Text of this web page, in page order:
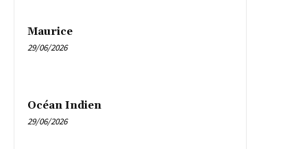
Maurice
29/06/2026
Océan Indien
29/06/2026